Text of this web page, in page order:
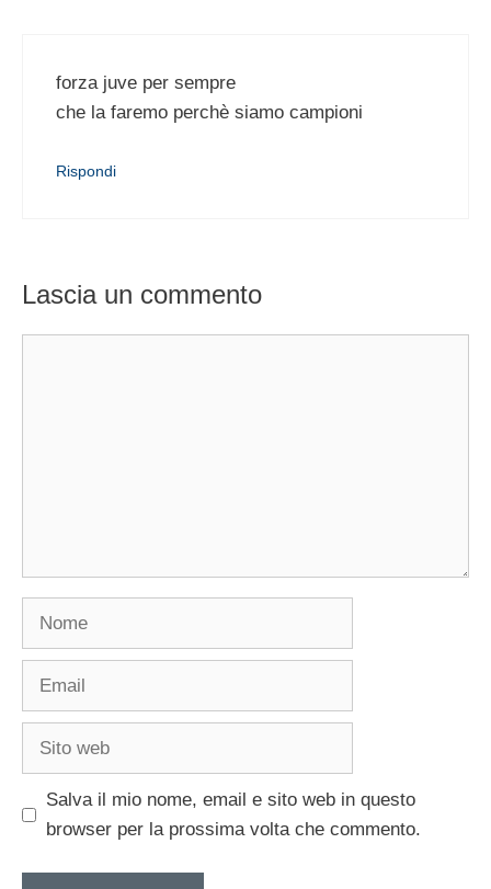
forza juve per sempre
che la faremo perchè siamo campioni
Rispondi
Lascia un commento
Nome
Email
Sito
Salva il mio nome, email e sito web in questo
browser per la prossima volta che commento.